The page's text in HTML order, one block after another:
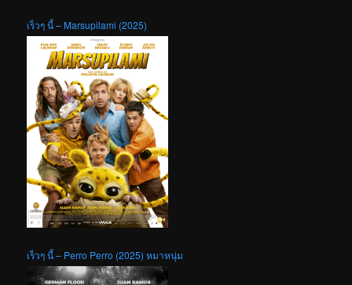
เร็วๆ นี้ – Marsupilami (2025)
เร็วๆ นี้ – Perro Perro (2025) หมาหนุ่ม